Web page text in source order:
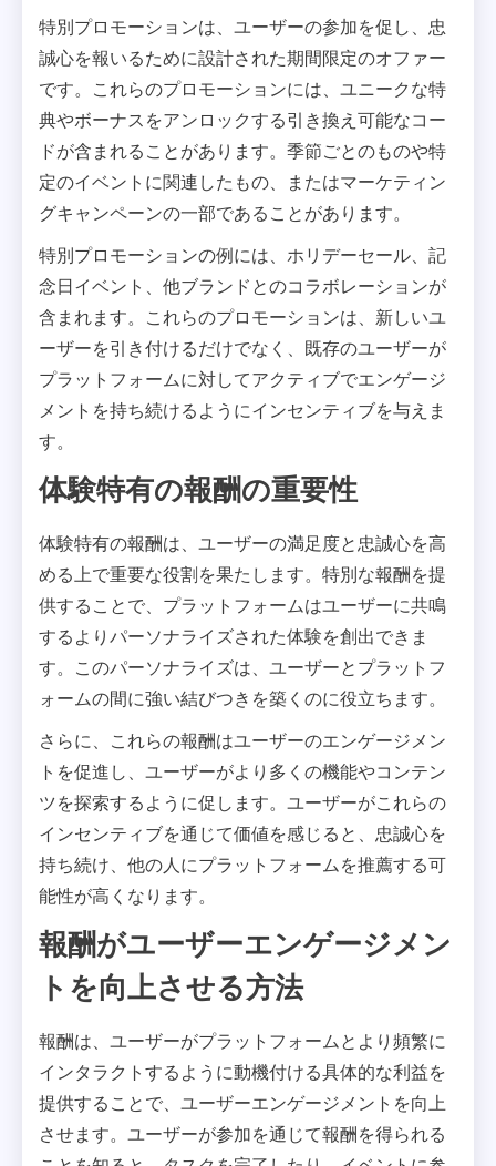
特別プロモーションは、ユーザーの参加を促し、忠
誠心を報いるために設計された期間限定のオファー
です。これらのプロモーションには、ユニークな特
典やボーナスをアンロックする引き換え可能なコー
ドが含まれることがあります。季節ごとのものや特
定のイベントに関連したもの、またはマーケティン
グキャンペーンの一部であることがあります。
特別プロモーションの例には、ホリデーセール、記
念日イベント、他ブランドとのコラボレーションが
含まれます。これらのプロモーションは、新しいユ
ーザーを引き付けるだけでなく、既存のユーザーが
プラットフォームに対してアクティブでエンゲージ
メントを持ち続けるようにインセンティブを与えま
す。
体験特有の報酬の重要性
体験特有の報酬は、ユーザーの満足度と忠誠心を高
める上で重要な役割を果たします。特別な報酬を提
供することで、プラットフォームはユーザーに共鳴
するよりパーソナライズされた体験を創出できま
す。このパーソナライズは、ユーザーとプラットフ
ォームの間に強い結びつきを築くのに役立ちます。
さらに、これらの報酬はユーザーのエンゲージメン
トを促進し、ユーザーがより多くの機能やコンテン
ツを探索するように促します。ユーザーがこれらの
インセンティブを通じて価値を感じると、忠誠心を
持ち続け、他の人にプラットフォームを推薦する可
能性が高くなります。
報酬がユーザーエンゲージメン
トを向上させる方法
報酬は、ユーザーがプラットフォームとより頻繁に
インタラクトするように動機付ける具体的な利益を
提供することで、ユーザーエンゲージメントを向上
させます。ユーザーが参加を通じて報酬を得られる